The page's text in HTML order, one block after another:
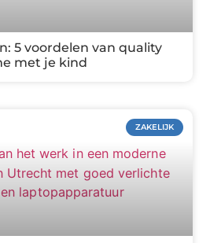
5 voordelen van quality
met je kind
ZAKELIJK